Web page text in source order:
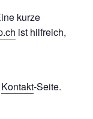
kurze
ist hilfreich,
Kontakt-Seite.